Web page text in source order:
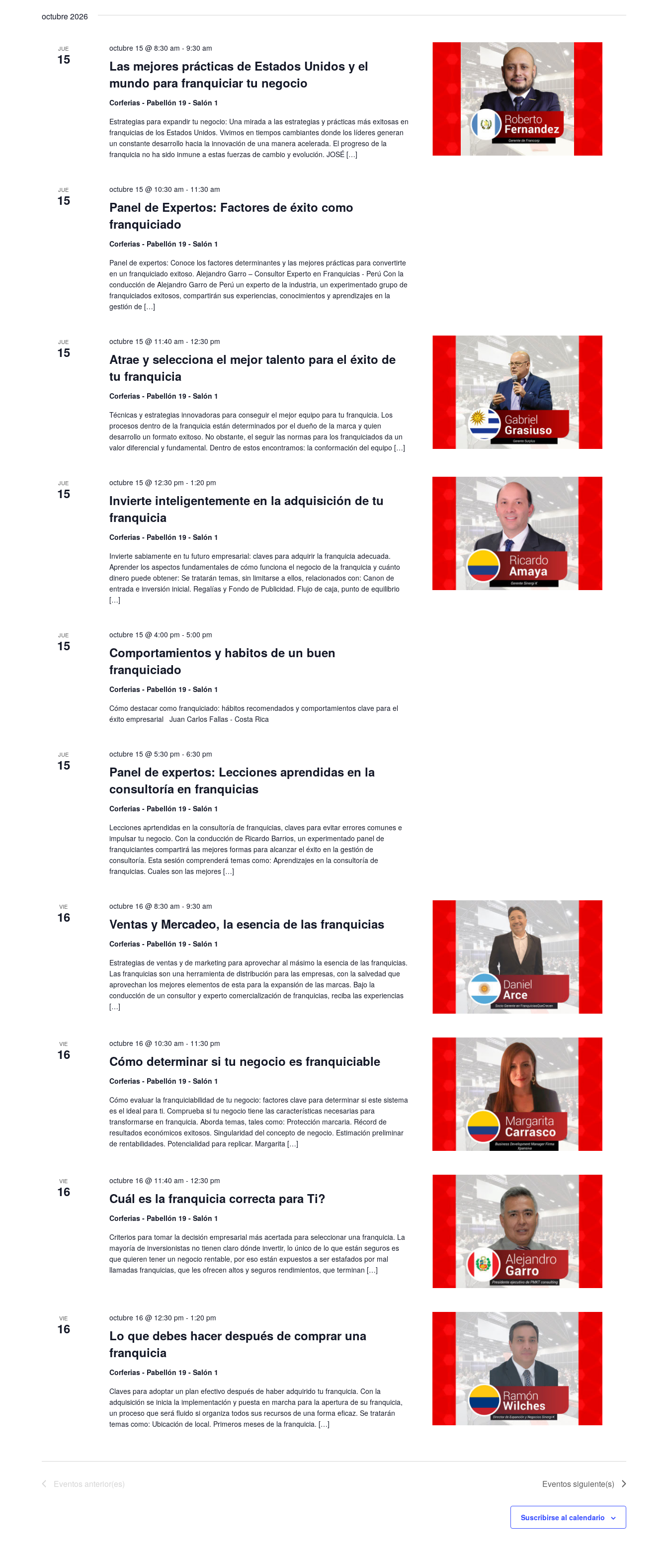
la
octubre 2026
JUE
15
Las mejores prácticas de Estados Unidos y el
mundo para franquiciar tu negocio
octubre 15 @ 8:30 am - 9:30 am
Corferias - Pabellón 19 - Salón 1
Estrategias para expandir tu negocio: Una mirada a las estrategias y prácticas más exitosas en
franquicias de los Estados Unidos. Vivimos en tiempos cambiantes donde los líderes generan
un constante desarrollo hacia la innovación de una manera acelerada. El progreso de la
franquicia no ha sido inmune a estas fuerzas de cambio y evolución. JOSÉ […]
JUE
15
Panel de Expertos: Factores de éxito como
franquiciado
octubre 15 @ 10:30 am - 11:30 am
Corferias - Pabellón 19 - Salón 1
Panel de expertos: Conoce los factores determinantes y las mejores prácticas para convertirte
en un franquiciado exitoso. Alejandro Garro – Consultor Experto en Franquicias - Perú Con la
conducción de Alejandro Garro de Perú un experto de la industria, un experimentado grupo de
franquiciados exitosos, compartirán sus experiencias, conocimientos y aprendizajes en la
gestión de […]
JUE
15
Atrae y selecciona el mejor talento para el éxito de
tu franquicia
octubre 15 @ 11:40 am - 12:30 pm
Corferias - Pabellón 19 - Salón 1
Técnicas y estrategias innovadoras para conseguir el mejor equipo para tu franquicia. Los
procesos dentro de la franquicia están determinados por el dueño de la marca y quien
desarrollo un formato exitoso. No obstante, el seguir las normas para los franquiciados da un
valor diferencial y fundamental. Dentro de estos encontramos: la conformación del equipo […]
JUE
15
Invierte inteligentemente en la adquisición de tu
franquicia
octubre 15 @ 12:30 pm - 1:20 pm
Corferias - Pabellón 19 - Salón 1
Invierte sabiamente en tu futuro empresarial: claves para adquirir la franquicia adecuada.
Aprender los aspectos fundamentales de cómo funciona el negocio de la franquicia y cuánto
dinero puede obtener: Se tratarán temas, sin limitarse a ellos, relacionados con: Canon de
entrada e inversión inicial. Regalías y Fondo de Publicidad. Flujo de caja, punto de equilibrio
[…]
JUE
15
Comportamientos y habitos de un buen
franquiciado
octubre 15 @ 4:00 pm - 5:00 pm
Corferias - Pabellón 19 - Salón 1
Cómo destacar como franquiciado: hábitos recomendados y comportamientos clave para el
éxito empresarial Juan Carlos Fallas - Costa Rica
JUE
15
Panel de expertos: Lecciones aprendidas en la
consultoría en franquicias
octubre 15 @ 5:30 pm - 6:30 pm
Corferias - Pabellón 19 - Salón 1
Lecciones aprtendidas en la consultoría de franquicias, claves para evitar errores comunes e
impulsar tu negocio. Con la conducción de Ricardo Barrios, un experimentado panel de
franquiciantes compartirá las mejores formas para alcanzar el éxito en la gestión de
consultoría. Esta sesión comprenderá temas como: Aprendizajes en la consultoría de
franquicias. Cuales son las mejores […]
VIE
16 Ventas y Mercadeo, la esencia de las franquicias
octubre 16 @ 8:30 am - 9:30 am
Corferias - Pabellón 19 - Salón 1
Estrategias de ventas y de marketing para aprovechar al másimo la esencia de las franquicias.
Las franquicias son una herramienta de distribución para las empresas, con la salvedad que
aprovechan los mejores elementos de esta para la expansión de las marcas. Bajo la
conducción de un consultor y experto comercialización de franquicias, reciba las experiencias
[…]
VIE
16 Cómo determinar si tu negocio es franquiciable
octubre 16 @ 10:30 am - 11:30 pm
Corferias - Pabellón 19 - Salón 1
Cómo evaluar la franquiciabilidad de tu negocio: factores clave para determinar si este sistema
es el ideal para ti. Comprueba si tu negocio tiene las características necesarias para
transformarse en franquicia. Aborda temas, tales como: Protección marcaria. Récord de
resultados económicos exitosos. Singularidad del concepto de negocio. Estimación preliminar
de rentabilidades. Potencialidad para replicar. Margarita […]
VIE
16 Cuál es la franquicia correcta para Ti?
octubre 16 @ 11:40 am - 12:30 pm
Corferias - Pabellón 19 - Salón 1
Criterios para tomar la decisión empresarial más acertada para seleccionar una franquicia. La
mayoría de inversionistas no tienen claro dónde invertir, lo único de lo que están seguros es
que quieren tener un negocio rentable, por eso están expuestos a ser estafados por mal
llamadas franquicias, que les ofrecen altos y seguros rendimientos, que terminan […]
VIE
16
Lo que debes hacer después de comprar una
franquicia
octubre 16 @ 12:30 pm - 1:20 pm
Corferias - Pabellón 19 - Salón 1
Claves para adoptar un plan efectivo después de haber adquirido tu franquicia. Con la
adquisición se inicia la implementación y puesta en marcha para la apertura de su franquicia,
un proceso que será fluido si organiza todos sus recursos de una forma eficaz. Se tratarán
temas como: Ubicación de local. Primeros meses de la franquicia. […]
Eventos anterior(es) Eventossiguiente(s)
Suscribirse al calendario